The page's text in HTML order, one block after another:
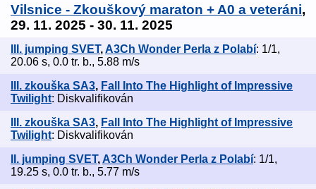
Vilsnice - Zkouškový maraton + A0 a veteráni,
29. 11. 2025 - 30. 11. 2025
III. jumping SVET,A3Ch Wonder Perla z Polabí: 1/1,
20.06 s, 0.0 tr. b., 5.88 m/s
III. zkouška SA3, Fall Into The Highlight of Impressive
Twilight: Diskvalifikován
III. zkouška SA3, Fall Into The Highlight of Impressive
Twilight: Diskvalifikován
II. jumping SVET, A3Ch Wonder Perla z Polabí: 1/1,
19.25 s, 0.0 tr. b., 5.77 m/s